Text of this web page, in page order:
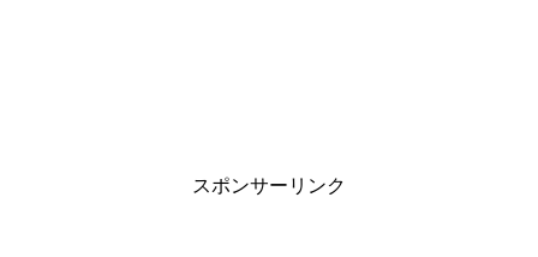
スポンサーリンク